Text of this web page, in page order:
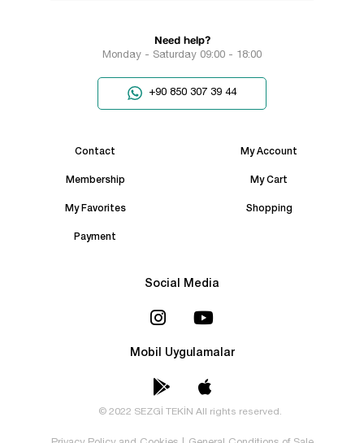
Need help?
Monday - Saturday 09:00 - 18:00
+90 850 307 39 44
Contact My Account
Membership My Cart
My Favorites Shopping
Payment
Social Media
Mobil Uygulamalar
© 2022 SEZGİ TEKİN All rights reserved.